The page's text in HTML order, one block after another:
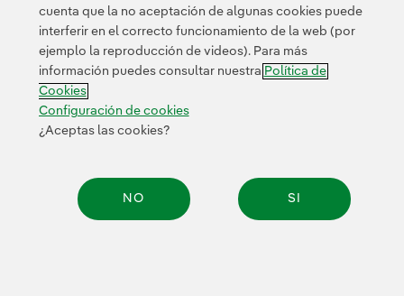
cuenta que la no aceptación de algunas cookies puede
interferir en el correcto funcionamiento de la web (por
ejemplo la reproducción de videos). Para más
información puedes consultar nuestra Política de
Cookies
Configuración de cookies
¿Aceptas las cookies?
NO SI